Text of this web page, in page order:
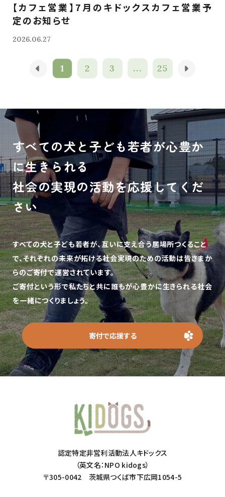
【カフェ営業】7月のキドックスカフェ営業予
定のお知らせ
2026.06.27
1 2 3 ... 25
すべての犬と子ども若者が心豊か
に生きられる
社会の実現の活動を応援してくだ
さい
すべての犬と子ども若者が、互いに支え合う居場所つくること
で、それぞれの未来が拓ける社会実現のための活動は皆さまか
らのご寄付で運営されています。
ご寄付という形で私たちと共に誰もが心豊かに生きられる社会
を一緒につくりましょう。
寄付で応援する
認定特定非営利活動法人キドックス
（英文名：NPO kidogs）
〒305-0042 茨城県つくば市下広岡1054-5